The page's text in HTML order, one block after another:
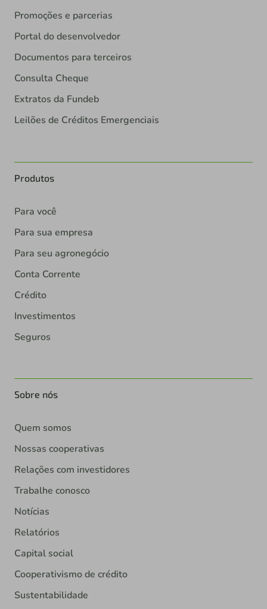
Promoções e parcerias
Portal do desenvolvedor
Documentos para terceiros
Consulta Cheque
Extratos da Fundeb
Leilões de Créditos Emergenciais
Produtos
Para você
Para sua empresa
Para seu agronegócio
Conta Corrente
Crédito
Investimentos
Seguros
Sobre nós
Quem somos
Nossas cooperativas
Relações com investidores
Trabalhe conosco
Notícias
Relatórios
Capital social
Cooperativismo de crédito
Sustentabilidade